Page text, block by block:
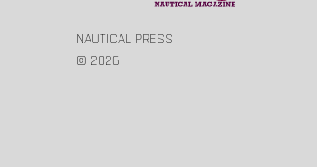
NAUTICAL PRESS
© 2026